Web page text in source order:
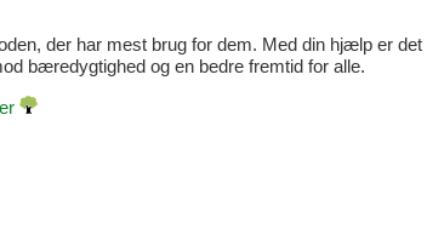
der har mest brug for dem. Med din hjælp er det
bæredygtighed og en bedre fremtid for alle.